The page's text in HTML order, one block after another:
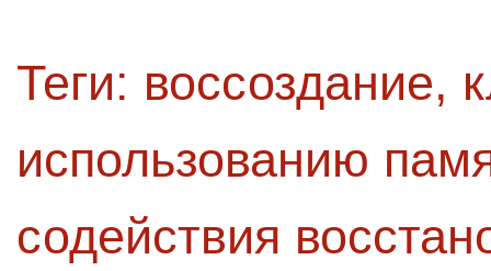
Теги: воссоздание,
использованию
содействия